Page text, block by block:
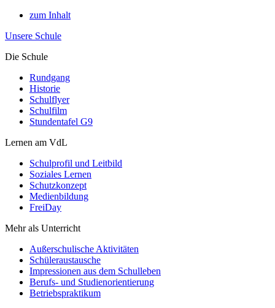
zum Inhalt
Unsere Schule
Die Schule
Rundgang
Historie
Schulflyer
Schulfilm
Stundentafel G9
Lernen am VdL
Schulprofil und Leitbild
Soziales Lernen
Schutzkonzept
Medienbildung
FreiDay
Mehr als Unterricht
Außerschulische Aktivitäten
Schüleraustausche
Impressionen aus dem Schulleben
Berufs- und Studienorientierung
Betriebspraktikum